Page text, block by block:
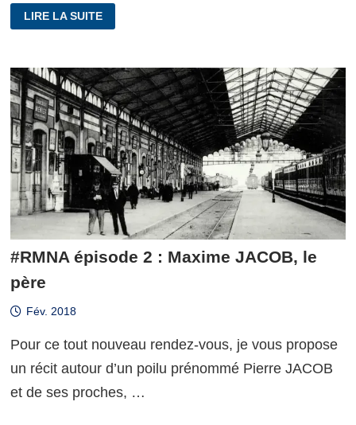
ÉPISODE
3
LE
GRAND-
PÈRE
LIRE LA SUITE
#RMNA épisode 2 : Maxime JACOB, le
père
Fév. 2018
Pour ce tout nouveau rendez-vous, je vous propose
un récit autour d’un poilu prénommé Pierre JACOB
et de ses proches, …